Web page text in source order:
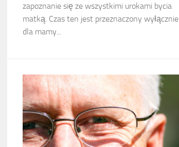
zapoznanie się ze wszystkimi urokami bycia
matką. Czas ten jest przeznaczony wyłącznie
dla mamy...